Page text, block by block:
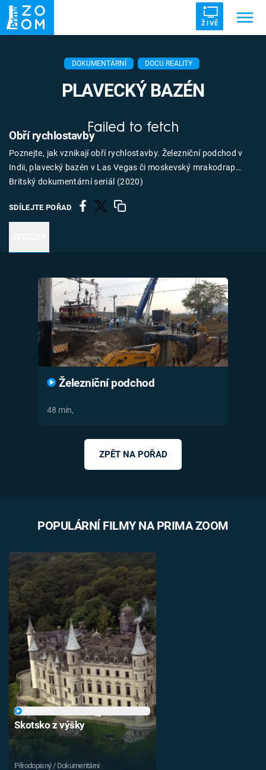
ŽIVĚ
ZRÁDCI UFO DRUHÁ SVĚTOVÁ VÁLKA
VETŘELCI DÁVNOVĚKU
Témata
Témata
Pořady
Časopis
Sledujte prima+
Přihlášení
Sledujte nás
DOKUMENTÁRNÍ DOCU REALITY
PLAVECKÝ BAZÉN
Failed to fetch
Poznejte, jak vznikají obří rychlostavby. Železniční podchod v
Indii, plavecký bazén v Las Vegas či moskevský mrakodrap…
Britský dokumentární seriál (2020)
SDÍLEJTE POŘAD
Obří rychlostavby
Železniční podchod
48 min,
ZPĚT NA POŘAD
POPULÁRNÍ FILMY NA PRIMA ZOOM
Skotsko z výšky
Přírodopisný / Dokumentární